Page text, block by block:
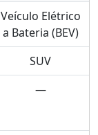
Veículo Elétrico
a Bateria (BEV)
SUV
—